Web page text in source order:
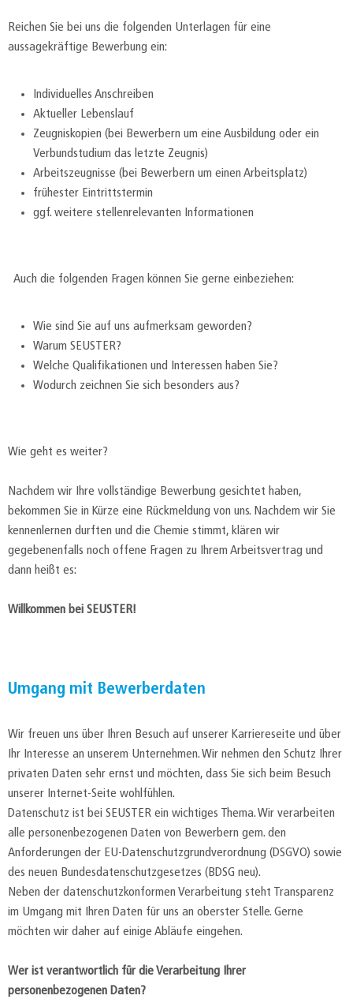
Reichen Sie bei uns die folgenden Unterlagen für eine
aussagekräftige Bewerbung ein:
Individuelles Anschreiben
Aktueller Lebenslauf
Zeugniskopien (bei Bewerbern um eine Ausbildung oder ein
Verbundstudium das letzte Zeugnis)
Arbeitszeugnisse (bei Bewerbern um einen Arbeitsplatz)
frühester Eintrittstermin
ggf. weitere stellenrelevanten Informationen
Auch die folgenden Fragen können Sie gerne einbeziehen:
Wie sind Sie auf uns aufmerksam geworden?
Warum SEUSTER?
Welche Qualifikationen und Interessen haben Sie?
Wodurch zeichnen Sie sich besonders aus?
Wie geht es weiter?
Nachdem wir Ihre vollständige Bewerbung gesichtet haben,
bekommen Sie in Kürze eine Rückmeldung von uns. Nachdem wir Sie
kennenlernen durften und die Chemie stimmt, klären wir
gegebenenfalls noch offene Fragen zu Ihrem Arbeitsvertrag und
dann heißt es:
Willkommen bei SEUSTER!
Umgang mit Bewerberdaten
Wir freuen uns über Ihren Besuch auf unserer Karriereseite und über
Ihr Interesse an unserem Unternehmen. Wir nehmen den Schutz Ihrer
privaten Daten sehr ernst und möchten, dass Sie sich beim Besuch
unserer Internet-Seite wohlfühlen.
Datenschutz ist bei SEUSTER ein wichtiges Thema. Wir verarbeiten
alle personenbezogenen Daten von Bewerbern gem. den
Anforderungen der EU-Datenschutzgrundverordnung (DSGVO) sowie
des neuen Bundesdatenschutzgesetzes (BDSG neu).
Neben der datenschutzkonformen Verarbeitung steht Transparenz
im Umgang mit Ihren Daten für uns an oberster Stelle. Gerne
möchten wir daher auf einige Abläufe eingehen.
Wer ist verantwortlich für die Verarbeitung Ihrer
personenbezogenen Daten?